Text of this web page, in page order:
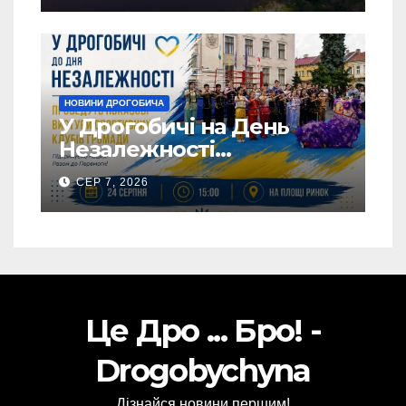
НОВИНИ ДРОГОБИЧА
У Дрогобичі на День
Незалежності
виступатимуть спортивні
клубів громадии
СЕР 7, 2026
Це Дро ... Бро! -
Drogobychyna